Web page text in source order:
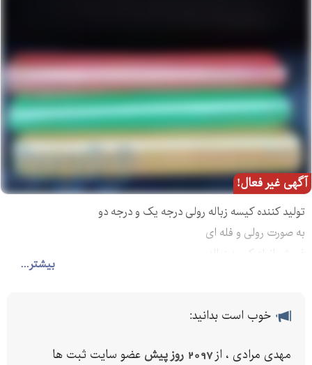
آگهی غیر فعال!
بیشتر...
تولید کننده کیسه زباله رولی درجه یک و درجه دو
به صورت رولی و فله ای
خوب است بدانید:
مهدی مرادی ، از2097 روز پیش
عضو سایت ثبت ها